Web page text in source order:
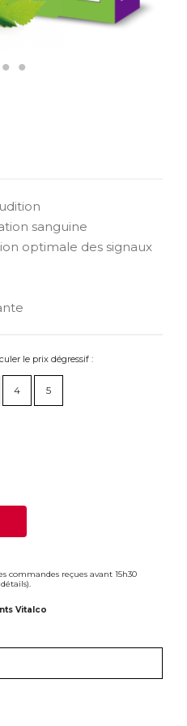
sanguine
optimale des signaux
le prix dégressif :
4 5
commandes reçues avant 15h30
).
Vitalco